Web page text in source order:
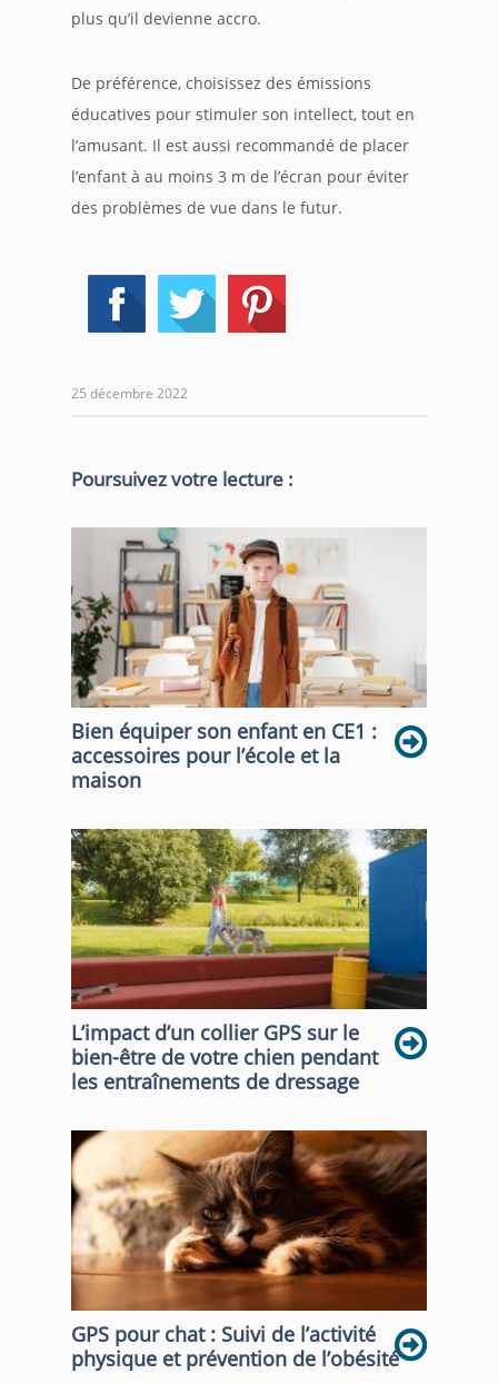
plus qu’il devienne accro.
De préférence, choisissez des émissions
éducatives pour stimuler son intellect, tout en
l’amusant. Il est aussi recommandé de placer
l’enfant à au moins 3 m de l’écran pour éviter
des problèmes de vue dans le futur.
25 décembre 2022
Poursuivez votre lecture :
Bien équiper son enfant en CE1 :
accessoires pour l’école et la
maison
L’impact d’un collier GPS sur le
bien-être de votre chien pendant
les entraînements de dressage
GPS pour chat : Suivi de l’activité
physique et prévention de l’obésité